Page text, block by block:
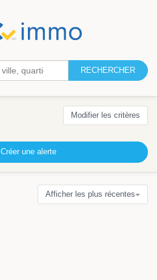
RECHERCHER
Modifier les critères
Créer une alerte
Afficher les plus récentes